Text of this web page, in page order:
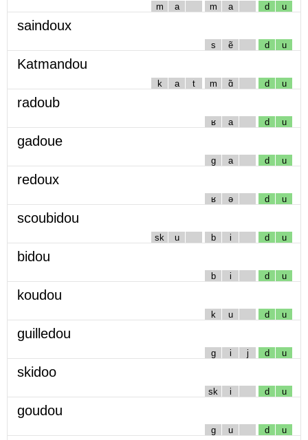
m a m a d u
saindoux
s ẽ d u
Katmandou
k a t m ɑ̃ d u
radoub
ʁ a d u
gadoue
g a d u
redoux
ʁ ə d u
scoubidou
sk u b i d u
bidou
b i d u
koudou
k u d u
guilledou
g i j d u
skidoo
sk i d u
goudou
g u d u